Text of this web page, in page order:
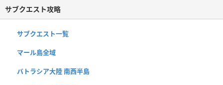
サブクエスト攻略
サブクエスト一覧
マール島全域
バトラシア大陸 南西半島